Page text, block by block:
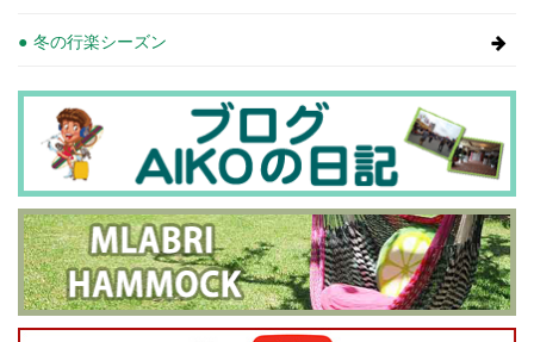
冬の行楽シーズン